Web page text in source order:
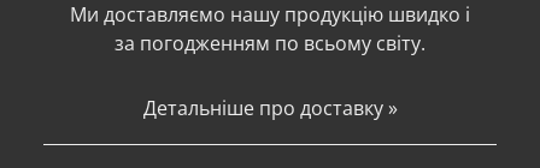
Ми доставляємо нашу продукцію швидко і
за погодженням по всьому світу.
Детальніше про доставку »